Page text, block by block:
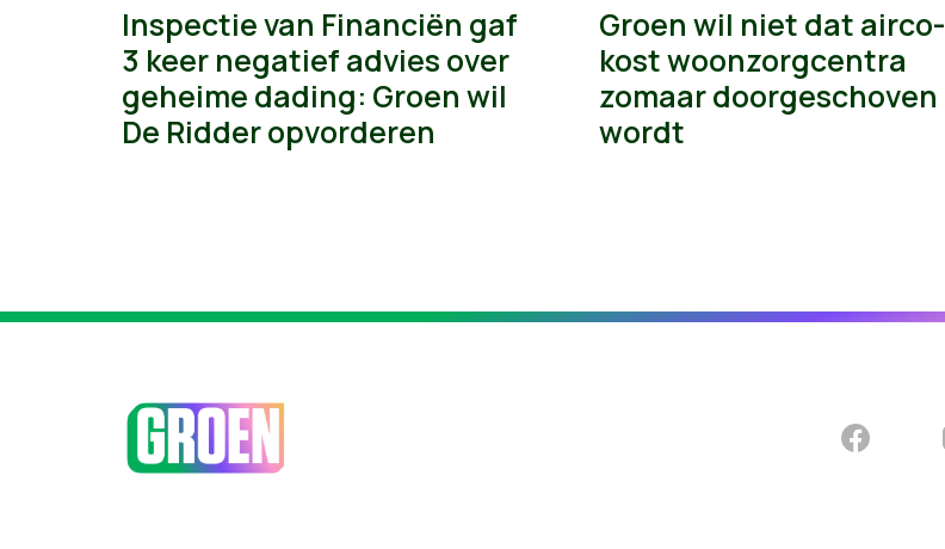
Inspectie van Financiën gaf
3 keer negatief advies over
geheime dading: Groen wil
De Ridder opvorderen
Groen wil niet dat airco-
kost woonzorgcentra
zomaar doorgeschoven
wordt